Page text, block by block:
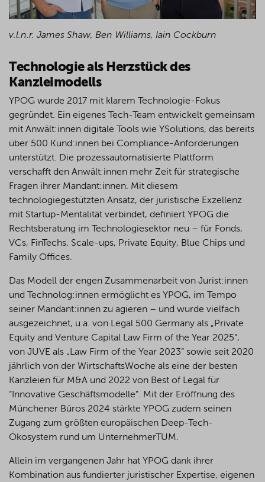
v.l.n.r. James Shaw, Ben Williams, Iain Cockburn
Technologie als Herzstück des
Kanzleimodells
YPOG wurde 2017 mit klarem Technologie-Fokus
gegründet. Ein eigenes Tech-Team entwickelt gemeinsam
mit Anwält:innen digitale Tools wie YSolutions, das bereits
über 500 Kund:innen bei Compliance-Anforderungen
unterstützt. Die prozessautomatisierte Plattform
verschafft den Anwält:innen mehr Zeit für strategische
Fragen ihrer Mandant:innen. Mit diesem
technologiegestützten Ansatz, der juristische Exzellenz
mit Startup-Mentalität verbindet, definiert YPOG die
Rechtsberatung im Technologiesektor neu – für Fonds,
VCs, FinTechs, Scale-ups, Private Equity, Blue Chips und
Family Offices.
Das Modell der engen Zusammenarbeit von Jurist:innen
und Technolog:innen ermöglicht es YPOG, im Tempo
seiner Mandant:innen zu agieren – und wurde vielfach
ausgezeichnet, u.a. von Legal 500 Germany als „Private
Equity and Venture Capital Law Firm of the Year 2025“,
von JUVE als „Law Firm of the Year 2023“ sowie seit 2020
jährlich von der WirtschaftsWoche als eine der besten
Kanzleien für M&A und 2022 von Best of Legal für
“Innovative Geschäftsmodelle”. Mit der Eröffnung des
Münchener Büros 2024 stärkte YPOG zudem seinen
Zugang zum größten europäischen Deep-Tech-
Ökosystem rund um UnternehmerTUM.
Allein im vergangenen Jahr hat YPOG dank ihrer
Kombination aus fundierter juristischer Expertise, eigenen